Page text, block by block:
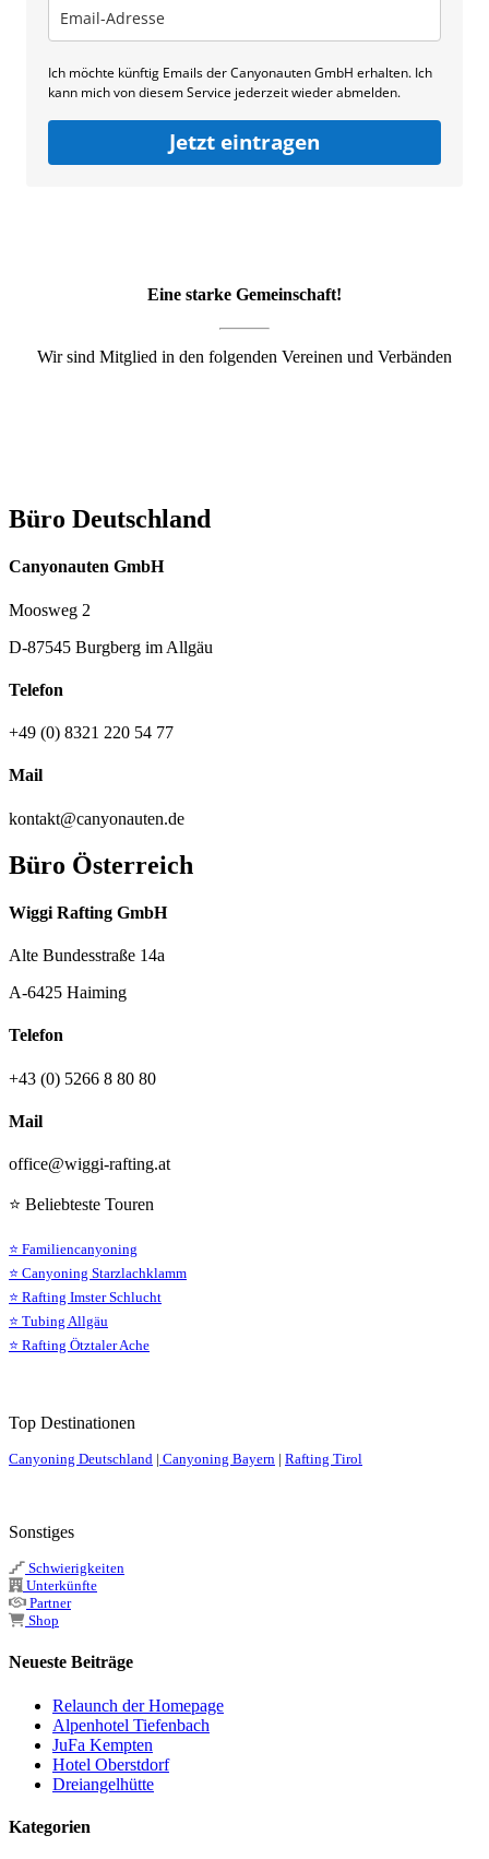
Ich möchte künftig Emails der Canyonauten GmbH erhalten. Ich
kann mich von diesem Service jederzeit wieder abmelden.
Jetzt eintragen
Eine starke Gemeinschaft!
Wir sind Mitglied in den folgenden Vereinen und Verbänden
Büro Deutschland
Canyonauten GmbH
Moosweg 2
D-87545 Burgberg im Allgäu
Telefon
+49 (0) 8321 220 54 77
Mail
kontakt@canyonauten.de
Büro Österreich
Wiggi Rafting GmbH
Alte Bundesstraße 14a
A-6425 Haiming
Telefon
+43 (0) 5266 8 80 80
Mail
office@wiggi-rafting.at
⭐ Beliebteste Touren
⭐ Familiencanyoning
⭐ Canyoning Starzlachklamm
⭐ Rafting Imster Schlucht
⭐ Tubing Allgäu
⭐ Rafting Ötztaler Ache
Top Destinationen
Canyoning Deutschland | Canyoning Bayern | Rafting Tirol
Sonstiges
Schwierigkeiten
Unterkünfte
Partner
Shop
Neueste Beiträge
Relaunch der Homepage
Alpenhotel Tiefenbach
JuFa Kempten
Hotel Oberstdorf
Dreiangelhütte
Kategorien